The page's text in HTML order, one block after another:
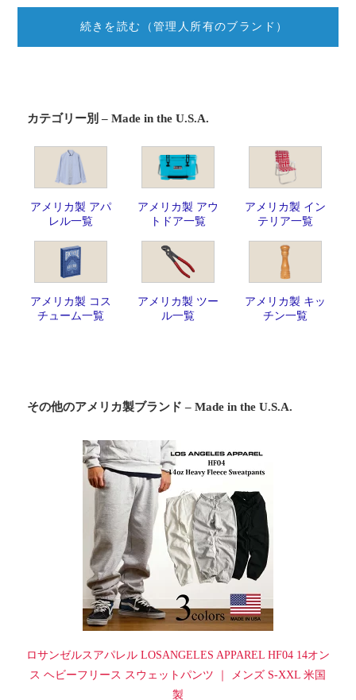
続きを読む（管理人所有のブランド）
カテゴリー別 – Made in the U.S.A.
アメリカ製 アパ
レル一覧
アメリカ製 アウ
トドア一覧
アメリカ製 イン
テリア一覧
アメリカ製 コス
チューム一覧
アメリカ製 ツー
ル一覧
アメリカ製 キッ
チン一覧
その他のアメリカ製ブランド – Made in the U.S.A.
ロサンゼルスアパレル LOSANGELES APPAREL HF04 14オン
ス ヘビーフリース スウェットパンツ ｜ メンズ S-XXL 米国
製